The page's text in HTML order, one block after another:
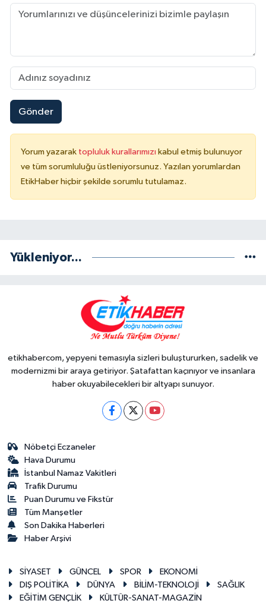
Gönder
Yorum yazarak topluluk kurallarımızı kabul etmiş bulunuyor
ve tüm sorumluluğu üstleniyorsunuz. Yazılan yorumlardan
EtikHaber hiçbir şekilde sorumlu tutulamaz.
Yükleniyor...
etikhabercom, yepyeni temasıyla sizleri buluştururken, sadelik ve
modernizmi bir araya getiriyor. Şatafattan kaçınıyor ve insanlara
haber okuyabilecekleri bir altyapı sunuyor.
Nöbetçi Eczaneler
Hava Durumu
İstanbul Namaz Vakitleri
Trafik Durumu
Puan Durumu ve Fikstür
Tüm Manşetler
Son Dakika Haberleri
Haber Arşivi
SİYASET GÜNCEL SPOR
EKONOMİ
DIŞ POLİTİKA
DÜNYA BİLİM-TEKNOLOJİ
SAĞLIK
EĞİTİM GENÇLİK
KÜLTÜR-SANAT-MAGAZİN